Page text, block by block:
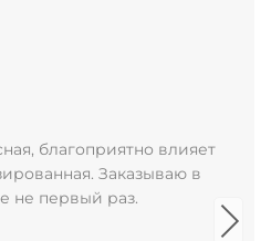
благоприятно влияет
Заказываю в
не первый раз.